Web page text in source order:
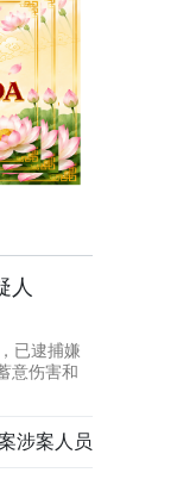
人
已逮捕嫌
意伤害和
涉案人员